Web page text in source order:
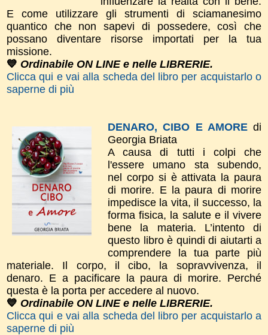
E come utilizzare gli strumenti di sciamanesimo
quantico che non sapevi di possedere, così che
possano diventare risorse importati per la tua
missione.
💙 Ordinabile ON LINE e nelle LIBRERIE.
Clicca qui e vai alla scheda del libro per acquistarlo o
saperne di più
DENARO, CIBO E AMORE di
Georgia Briata
A causa di tutti i colpi che
l'essere umano sta subendo,
nel corpo si è attivata la paura
di morire. E la paura di morire
impedisce la vita, il successo, la
forma fisica, la salute e il vivere
bene la materia. L’intento di
questo libro è quindi di aiutarti a
comprendere la tua parte più
materiale. Il corpo, il cibo, la sopravvivenza, il
denaro. E a pacificare la paura di morire. Perché
questa è la porta per accedere al nuovo.
💙 Ordinabile ON LINE e nelle LIBRERIE.
Clicca qui e vai alla scheda del libro per acquistarlo a
saperne di più